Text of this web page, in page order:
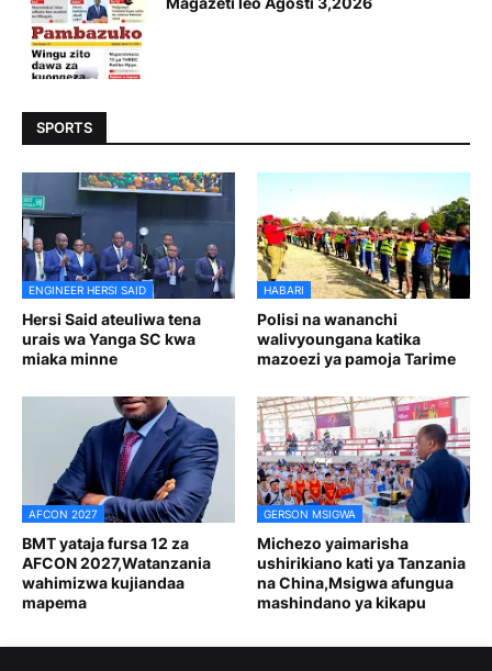
SPORTS
ENGINEER HERSI SAID
Hersi Said ateuliwa tena
urais wa Yanga SC kwa
miaka minne
HABARI
Polisi na wananchi
walivyoungana katika
mazoezi ya pamoja Tarime
AFCON 2027
BMT yataja fursa 12 za
AFCON 2027,Watanzania
wahimizwa kujiandaa
mapema
GERSON MSIGWA
Michezo yaimarisha
ushirikiano kati ya Tanzania
na China,Msigwa afungua
mashindano ya kikapu